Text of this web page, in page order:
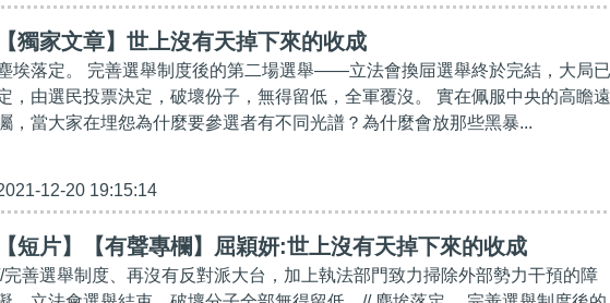
【獨家文章】世上沒有天掉下來的收成
埃落定。 完善選舉制度後的第二場選舉——立法會換屇選舉終於完結，大局已
，由選民投票決定，破壞份子，無得留低，全軍覆沒。 實在佩服中央的高瞻遠
，當大家在埋怨為什麼要參選者有不同光譜？為什麼會放那些黑暴...
12-20 19:15:14
【短片】【有聲專欄】屈穎妍:世上沒有天掉下來的收成
完善選舉制度、再沒有反對派大台，加上執法部門致力掃除外部勢力干預的障